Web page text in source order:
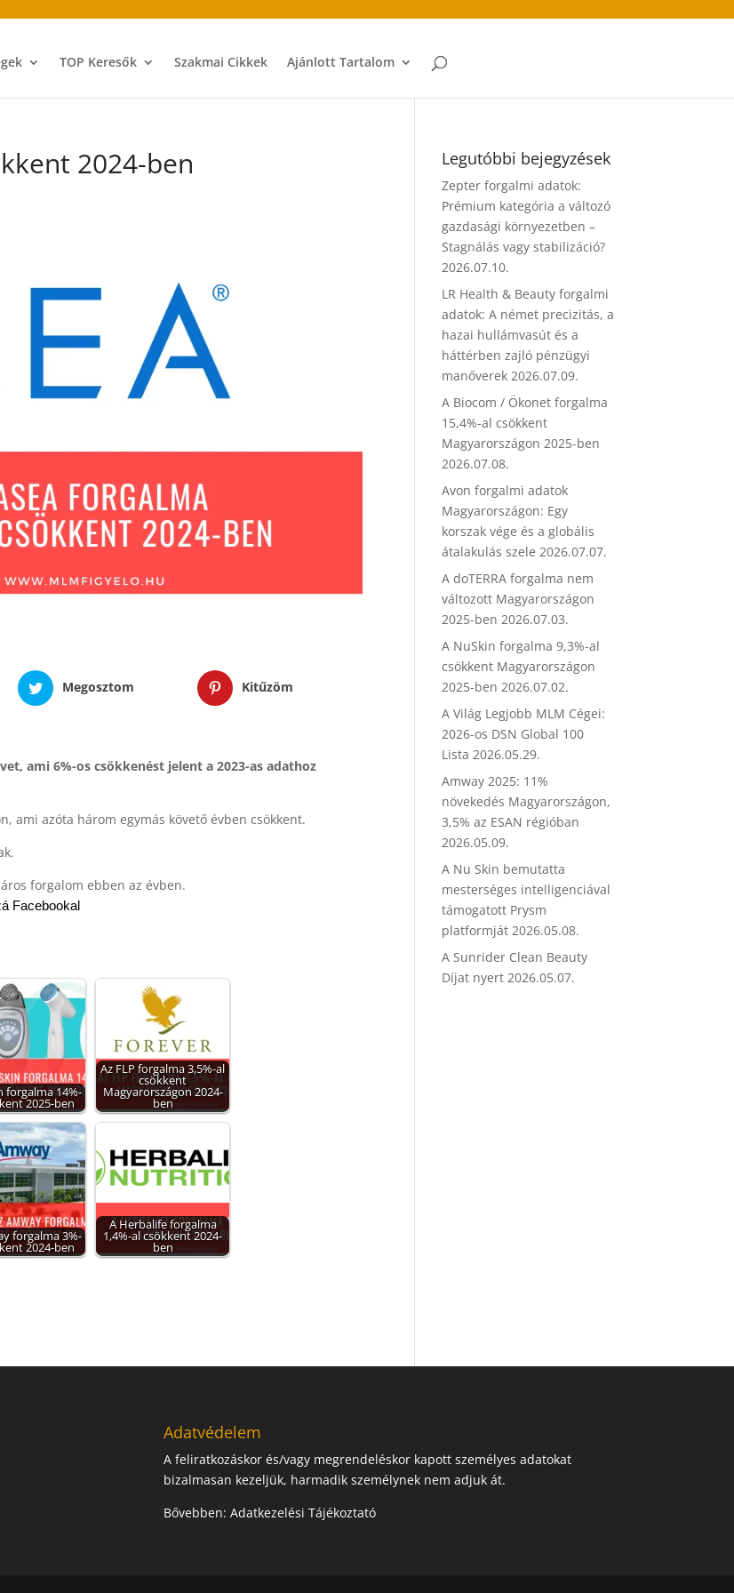
TOP Keresők Szakmai Cikkek Ajánlott Tartalom
2024-ben
Megosztom Kitűzöm
ami 6%-os csökkenést jelent a 2023-as adathoz
ami azóta három egymás követő évben csökkent.
forgalom ebben az évben.
Facebookal
forgalma 14%-
2025-ben
Az FLP forgalma 3,5%-al
csökkent
Magyarországon 2024-
ben
forgalma 3%-
2024-ben
A Herbalife forgalma
1,4%-al csökkent 2024-
ben
Legutóbbi bejegyzések
Zepter forgalmi adatok:
Prémium kategória a változó
gazdasági környezetben –
Stagnálás vagy stabilizáció?
2026.07.10.
LR Health & Beauty forgalmi
adatok: A német precizitás, a
hazai hullámvasút és a
háttérben zajló pénzügyi
manőverek 2026.07.09.
A Biocom / Ökonet forgalma
15,4%-al csökkent
Magyarországon 2025-ben
2026.07.08.
Avon forgalmi adatok
Magyarországon: Egy
korszak vége és a globális
átalakulás szele 2026.07.07.
A doTERRA forgalma nem
változott Magyarországon
2025-ben 2026.07.03.
A NuSkin forgalma 9,3%-al
csökkent Magyarországon
2025-ben 2026.07.02.
A Világ Legjobb MLM Cégei:
2026-os DSN Global 100
Lista 2026.05.29.
Amway 2025: 11%
növekedés Magyarországon,
3,5% az ESAN régióban
2026.05.09.
A Nu Skin bemutatta
mesterséges intelligenciával
támogatott Prysm
platformját 2026.05.08.
A Sunrider Clean Beauty
Díjat nyert 2026.05.07.
Adatvédelem
A feliratkozáskor és/vagy megrendeléskor kapott személyes adatokat
bizalmasan kezeljük, harmadik személynek nem adjuk át.
Bővebben: Adatkezelési Tájékoztató